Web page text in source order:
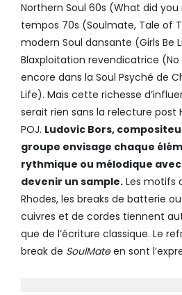
Northern Soul 60s (What did
tempos 70s (Soulmate, Tale of
modern Soul dansante (Girls Be
Blaxploitation revendicatrice
encore dans la Soul Psyché de
Life). Mais cette richesse
serait rien sans la relecture post
POJ. Ludovic Bors,
groupe envisage chaque
rythmique ou mélodique avec
devenir un sample. Les motifs
Rhodes, les breaks de batterie
cuivres et de cordes tiennent
que de l’écriture classique. Le
break de SoulMateen sont